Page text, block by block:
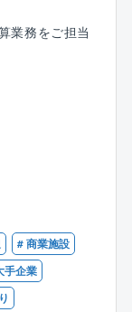
業務をご担当
業務
ンター・斎
# 商業施設
手企業